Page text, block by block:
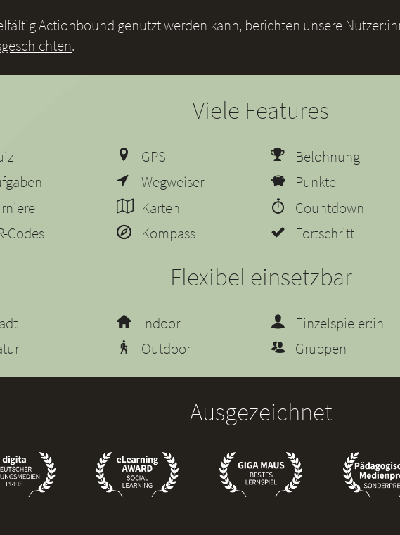
Actionbound genutzt werden kann, berichten unsere
.
Viele Features
Codes
GPS
Wegweiser
Karten
Kompass
Belohnung
Punkte
Countdown
Fortschritt
Flexibel einsetzbar
Indoor
Outdoor
Einzelspieler:in
Gruppen
Ausgezeichnet